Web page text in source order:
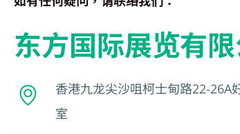
东方国际展览有
香港九龙尖沙咀柯士甸路22-26A
室